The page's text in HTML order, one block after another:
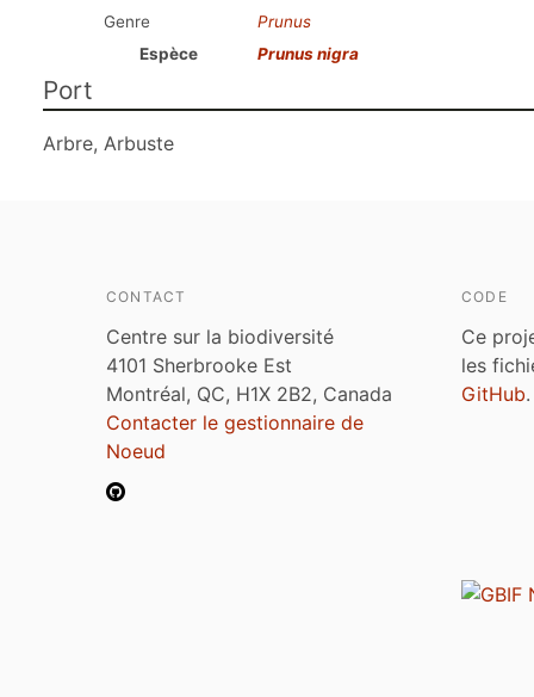
Genre
Prunus
Espèce
Prunus nigra
Port
Arbre, Arbuste
CONTACT
Centre sur la biodiversité
4101 Sherbrooke Est
Montréal, QC, H1X 2B2, Canada
Contacter le gestionnaire de
Noeud
CODE
Ce
les
GitHub.